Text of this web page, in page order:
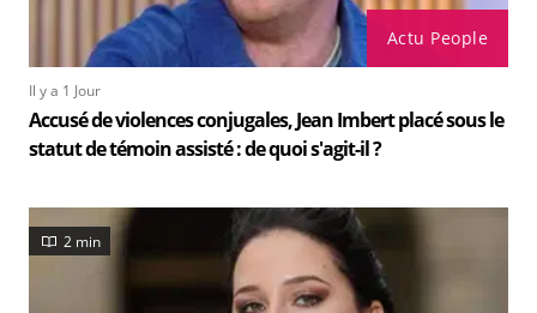
Actu People
Il y a 1 Jour
Accusé de violences conjugales, Jean Imbert placé sous le
statut de témoin assisté : de quoi s'agit-il ?
2 min